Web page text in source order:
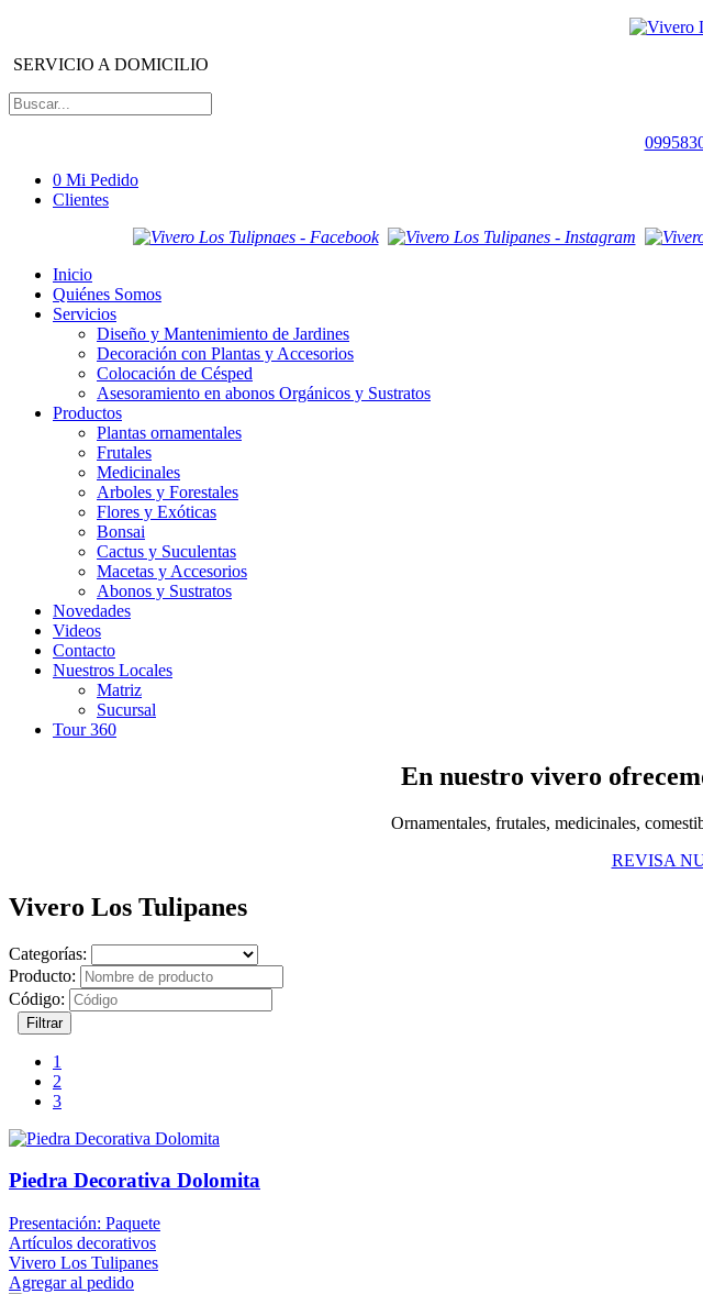
SERVICIO A DOMICILIO
0 Mi Pedido
Clientes
Inicio
Quiénes Somos
Servicios
Diseño y Mantenimiento de Jardines
Decoración con Plantas y Accesorios
Colocación de Césped
Asesoramiento en abonos Orgánicos y Sustratos
Productos
Plantas ornamentales
Frutales
Medicinales
Arboles y Forestales
Flores y Exóticas
Bonsai
Cactus y Suculentas
Macetas y Accesorios
Abonos y Sustratos
Novedades
Videos
Contacto
Nuestros Locales
Matriz
Sucursal
Tour 360
En nuestro vivero
Ornamentales, frutales, medicinales,
REVISA
Vivero Los Tulipanes
Categorías:
Producto:
Código:
Filtrar
1
2
3
Piedra Decorativa Dolomita
Presentación: Paquete
Artículos decorativos
Vivero Los Tulipanes
Agregar al pedido